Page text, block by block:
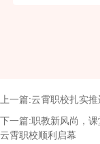
上一篇:云霄职校扎实
下一篇:职教新风尚，
云霄职校顺利启幕